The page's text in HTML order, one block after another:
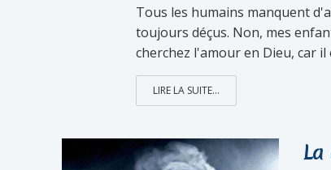
Tous les humains manquent
toujours déçus. Non, mes
cherchez l'amour en Dieu, car
LIRE LA SUITE...
La